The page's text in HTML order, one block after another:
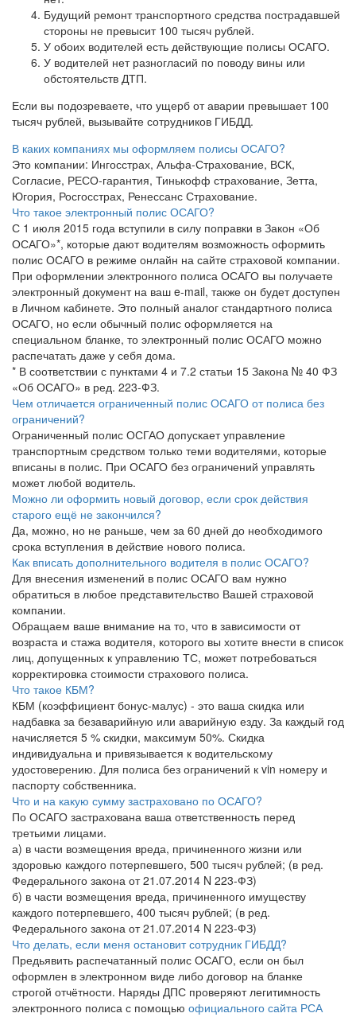
Будущий ремонт транспортного средства пострадавшей
стороны не превысит 100 тысяч рублей.
У обоих водителей есть действующие полисы ОСАГО.
У водителей нет разногласий по поводу вины или
обстоятельств ДТП.
Если вы подозреваете, что ущерб от аварии превышает 100
тысяч рублей, вызывайте сотрудников ГИБДД.
В каких компаниях мы оформляем полисы ОСАГО?
Это компании: Ингосстрах, Альфа-Страхование, ВСК,
Согласие, РЕСО-гарантия, Тинькофф страхование, Зетта,
Югория, Росгосстрах, Ренессанс Страхование.
Что такое электронный полис ОСАГО?
С 1 июля 2015 года вступили в силу поправки в Закон «Об
ОСАГО»*, которые дают водителям возможность оформить
полис ОСАГО в режиме онлайн на сайте страховой компании.
При оформлении электронного полиса ОСАГО вы получаете
электронный документ на ваш e-mail, также он будет доступен
в Личном кабинете. Это полный аналог стандартного полиса
ОСАГО, но если обычный полис оформляется на
специальном бланке, то электронный полис ОСАГО можно
распечатать даже у себя дома.
* В соответствии с пунктами 4 и 7.2 статьи 15 Закона № 40 ФЗ
«Об ОСАГО» в ред. 223-ФЗ.
Чем отличается ограниченный полис ОСАГО от полиса без
ограничений?
Ограниченный полис ОСГАО допускает управление
транспортным средством только теми водителями, которые
вписаны в полис. При ОСАГО без ограничений управлять
может любой водитель.
Можно ли оформить новый договор, если срок действия
старого ещё не закончился?
Да, можно, но не раньше, чем за 60 дней до необходимого
срока вступления в действие нового полиса.
Как вписать дополнительного водителя в полис ОСАГО?
Для внесения изменений в полис ОСАГО вам нужно
обратиться в любое представительство Вашей страховой
компании.
Обращаем ваше внимание на то, что в зависимости от
возраста и стажа водителя, которого вы хотите внести в список
лиц, допущенных к управлению ТС, может потребоваться
корректировка стоимости страхового полиса.
Что такое КБМ?
КБМ (коэффициент бонус-малус) - это ваша скидка или
надбавка за безаварийную или аварийную езду. За каждый год
начисляется 5 % скидки, максимум 50%. Скидка
индивидуальна и привязывается к водительскому
удостоверению. Для полиса без ограничений к vin номеру и
паспорту собственника.
Что и на какую сумму застраховано по ОСАГО?
По ОСАГО застрахована ваша ответственность перед
третьими лицами.
а) в части возмещения вреда, причиненного жизни или
здоровью каждого потерпевшего, 500 тысяч рублей; (в ред.
Федерального закона от 21.07.2014 N 223-ФЗ)
б) в части возмещения вреда, причиненного имуществу
каждого потерпевшего, 400 тысяч рублей; (в ред.
Федерального закона от 21.07.2014 N 223-ФЗ)
Что делать, если меня остановит сотрудник ГИБДД?
Предьявить распечатанный полис ОСАГО, если он был
оформлен в электронном виде либо договор на бланке
строгой отчётности. Наряды ДПС проверяют легитимность
электронного полиса с помощью официального сайта РСА